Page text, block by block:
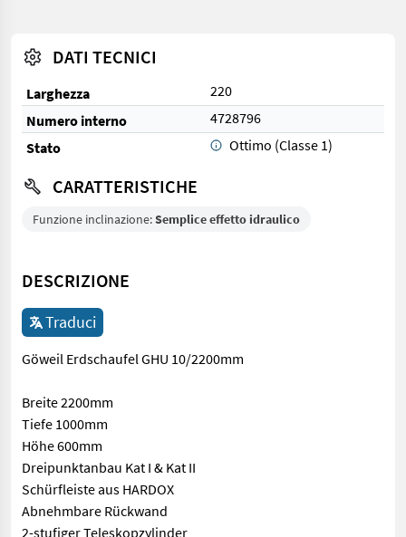
DATI TECNICI
Larghezza
220
Numero interno
4728796
Stato
Ottimo (Classe 1)
CARATTERISTICHE
Funzione inclinazione:Semplice effetto idraulico
DESCRIZIONE
Traduci
Göweil Erdschaufel GHU 10/2200mm
Breite 2200mm
Tiefe 1000mm
Höhe 600mm
Dreipunktanbau Kat I & Kat II
Schürfleiste aus HARDOX
Abnehmbare Rückwand
2-stufiger Teleskopzylinder